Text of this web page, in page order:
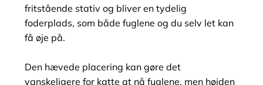
fritstående stativ og bliver en tydelig
foderplads, som både fuglene og du selv let kan
få øje på.
Den hævede placering kan gøre det
vanskeligere for katte at nå fuglene, men højden